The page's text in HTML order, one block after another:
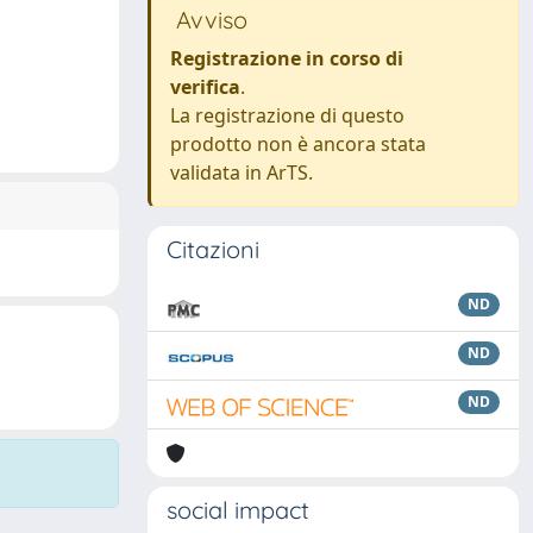
Avviso
Registrazione in corso di
verifica.
La registrazione di questo
prodotto non è ancora stata
validata in ArTS.
Citazioni
ND
ND
ND
social impact